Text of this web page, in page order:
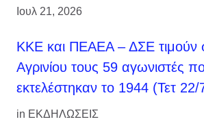
Ιουλ 21, 2026
ΚΚΕ και ΠΕΑΕΑ – ΔΣΕ τιμούν
Αγρινίου τους 59 αγωνιστές
εκτελέστηκαν το 1944 (Τετ
in ΕΚΔΗΛΩΣΕΙΣ